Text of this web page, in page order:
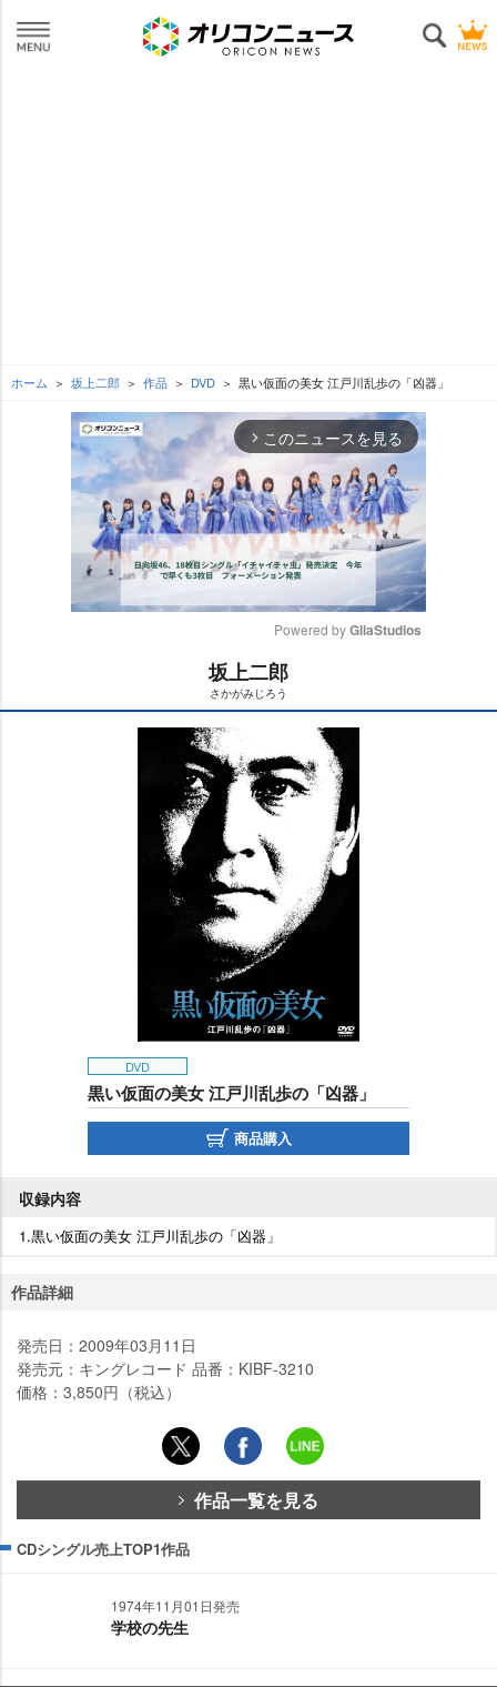
ホーム 坂上二郎 作品 DVD 黒い仮面の美女 江戸川乱歩の「凶器」
arrow_forward_ios このニュースを見る
t
Powered by GliaStudios
坂上二郎
さかがみじろう
DVD
黒い仮面の美女 江戸川乱歩の「凶器」
商品購入
収録内容
1.黒い仮面の美女 江戸川乱歩の「凶器」
作品詳細
発売日：2009年03月11日
発売元：キングレコード 品番：KIBF-3210
価格：3,850円（税込）
作品一覧を見る
CDシングル売上TOP1作品
1974年11月01日発売
学校の先生